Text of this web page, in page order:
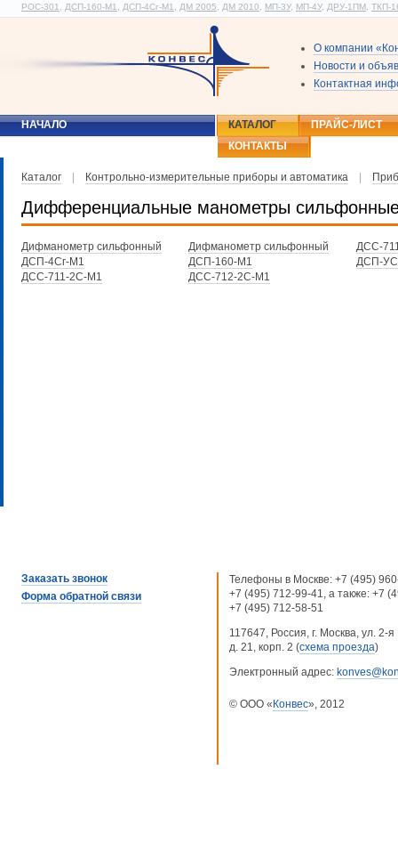
РОС-301 ДСП-160-М1 ДСП-4Сг-М1 ДМ 2005 ДМ 2010 МП-3У, МП-4У, ДРУ-1ПМ ТКП-
О компании
Новости и
Контактная
НАЧАЛО КАТАЛОГ
ПРАЙС-ЛИСТ
КОНТАКТЫ
Каталог Контрольно-измерительные приборы и автоматика
Дифференциальные манометры
Дифманометр сильфонный
ДСП-4Сг-М1
ДСС-711-2С-М1
Дифманометр сильфонный
ДСП-160-М1
ДСС-712-2С-М1
ДСС-
ДСП-УС
Заказать звонок
Форма обратной связи
Телефоны в Москве: +7 (495)
+7 (495) 712-99-41, а также: +7
+7 (495) 712-58-51
117647, Россия, г. Москва, ул. 2-
д. 21, корп. 2 (схема проезда)
Электронный адрес:
© ООО « Конвес», 2012